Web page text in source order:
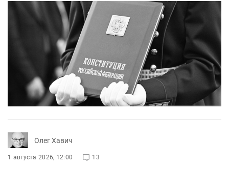
Олег Хавич
1 августа 2026, 12:00 13